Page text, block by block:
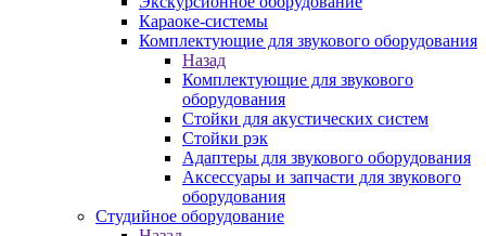
Караоке-системы
Комплектующие для звукового оборудования
Назад
Комплектующие для звукового
оборудования
Стойки для акустических систем
Стойки рэк
Адаптеры для звукового оборудования
Аксессуары и запчасти для звукового
оборудования
Студийное оборудование